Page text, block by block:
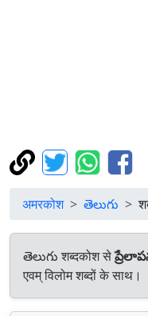
अमरकोश తెలుగు
తెలుగు शब्दकोश से
एवम् विलोम शब्दों के साथ।